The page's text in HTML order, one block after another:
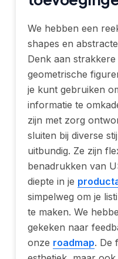
We hebben een
shapes en
Denk aan
geometrische
je kunt gebruiken
informatie te
zijn met zorg
sluiten bij diverse
uitbundig. Ze zijn
benadrukken van
diepte in je
simpelweg om je
te maken. We
gekeken naar
onze roadmap. De